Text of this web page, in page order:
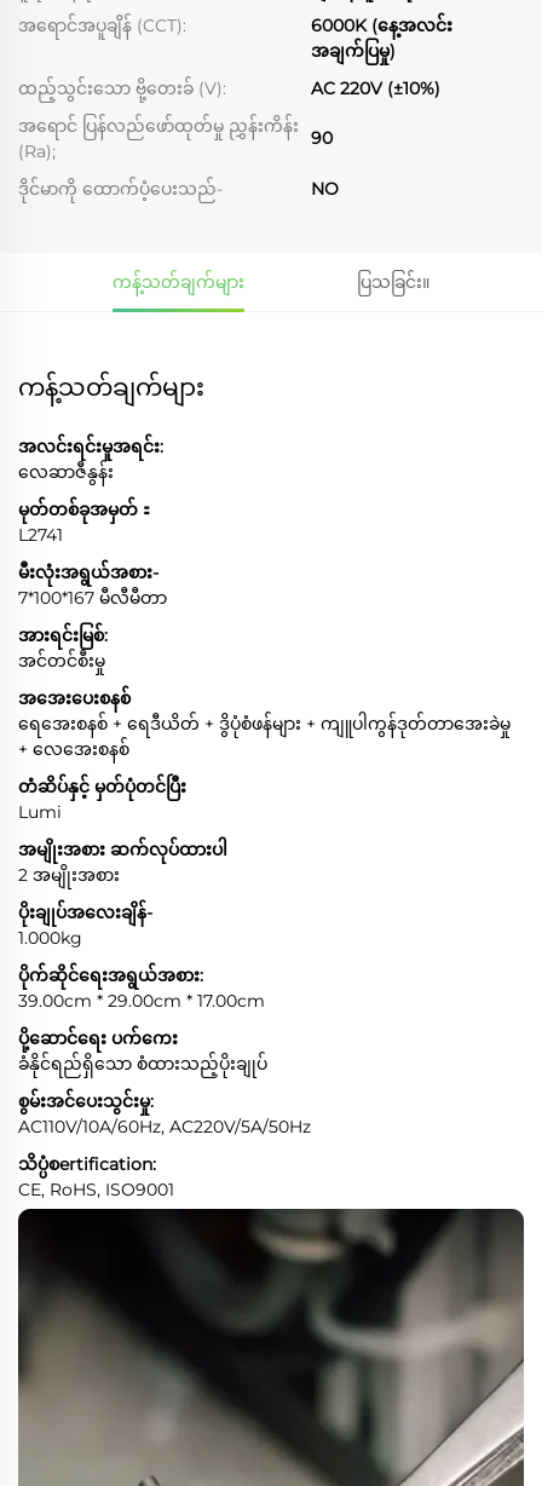
အရောင်အပူချိန် (CCT):
6000K (နေ့အလင်း
အချက်ပြမှု)
ထည့်သွင်းသော ဗို့တေးခ် (V):
AC 220V (±10%)
အရောင် ပြန်လည်ဖော်ထုတ်မှု ညွှန်းကိန်း
(Ra);
90
ဒိုင်မာကို ထောက်ပံ့ပေးသည်- NO
ကန့်သတ်ချက်များ ပြသခြင်း။
ကန့်သတ်ချက်များ
အလင်းရင်းမူအရင်း:
လေဆာဇီနွန်း
မုတ်တစ်ခုအမှတ်：
L2741
မီးလုံးအရွယ်အစား-
7*100*167 မီလီမီတာ
အားရင်းမြစ်:
အင်တင်စီးမှု
အအေးပေးစနစ်
ရေအေးစနစ် + ရေဒီယိတ် + ဒွိပုံစံဖန်များ + ကျူပါကွန်ဒုတ်တာအေးခဲမှု
+ လေအေးစနစ်
တံဆိပ်နှင့် မှတ်ပုံတင်ပြီး
Lumi
အမျိုးအစား ဆက်လုပ်ထားပါ
2 အမျိုးအစား
ပိုးချုပ်အလေးချိန်-
1.000kg
ပိုက်ဆိုင်ရေးအရွယ်အစား:
39.00cm * 29.00cm * 17.00cm
ပို့ဆောင်ရေး ပက်ကေး
ခံနိုင်ရည်ရှိသော စံထားသည့်ပိုးချုပ်
စွမ်းအင်ပေးသွင်းမှု:
AC110V/10A/60Hz, AC220V/5A/50Hz
သိပ္ပံစertification:
CE, RoHS, ISO9001